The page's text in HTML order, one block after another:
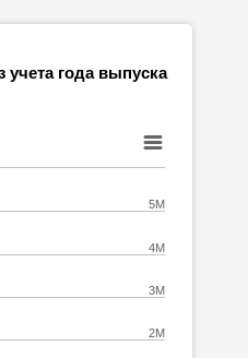
учета года выпуска
2M
3M
4M
5M